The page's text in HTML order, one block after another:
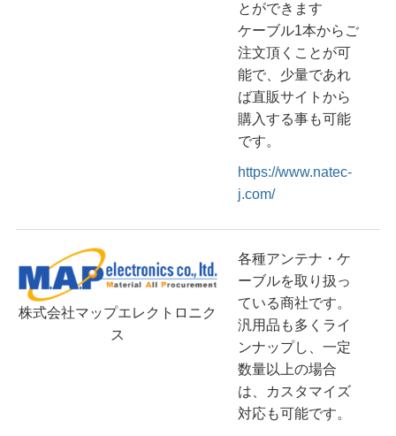
とができます
ケーブル1本からご
注文頂くことが可
能で、少量であれ
ば直販サイトから
購入する事も可能
です。
https://www.natec-
j.com/
株式会社マップエレクトロニク
ス
各種アンテナ・ケ
ーブルを取り扱っ
ている商社です。
汎用品も多くライ
ンナップし、一定
数量以上の場合
は、カスタマイズ
対応も可能です。